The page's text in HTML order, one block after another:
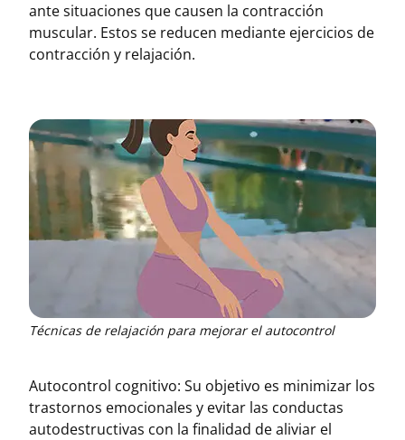
ante situaciones que causen la contracción
muscular. Estos se reducen mediante ejercicios de
contracción y relajación.
Técnicas de relajación para mejorar el autocontrol
Autocontrol cognitivo: Su objetivo es minimizar los
trastornos emocionales y evitar las conductas
autodestructivas con la finalidad de aliviar el